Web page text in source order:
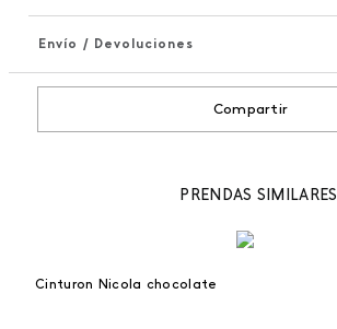
Envío / Devoluciones
Compartir
PRENDAS SIMILARES
Cinturon Nicola chocolate